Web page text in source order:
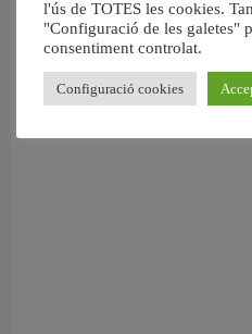
6
l'ús de TOTES les cookies.
"Configuració de les galetes"
consentiment controlat.
Configuració cookies